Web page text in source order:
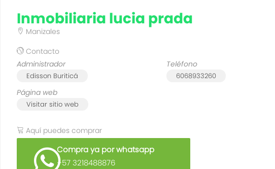
inmobiliaria lucia prada
Manizales
Contacto
Administrador
Edisson Buriticá
Teléfono
6068933260
Página web
Visitar sitio web
Aquí puedes comprar
Compra ya por whatsapp
+57 3218488876